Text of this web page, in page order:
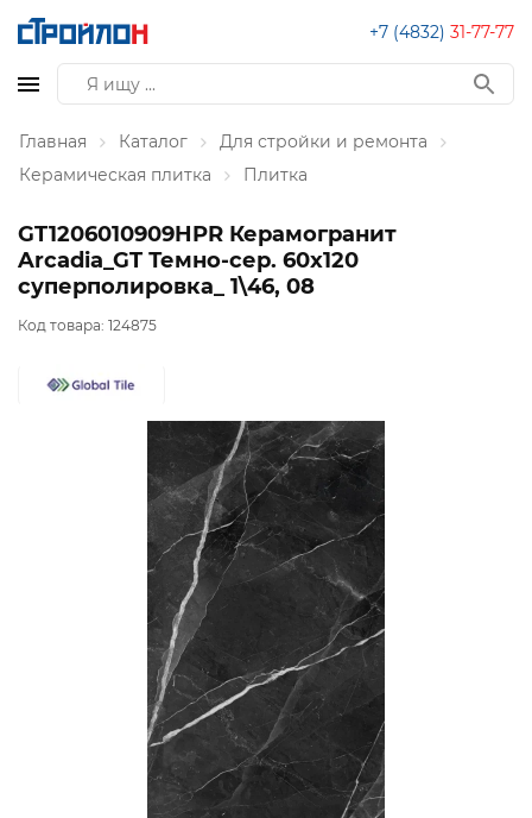
+7 (4832) 31-77-77
Главная Каталог
Для стройки и ремонта
Керамическая плитка
Плитка
GT1206010909HPR Керамогранит
Arcadia_GT Темно-сер. 60x120
суперполировка_ 1\46, 08
Код товара: 124875